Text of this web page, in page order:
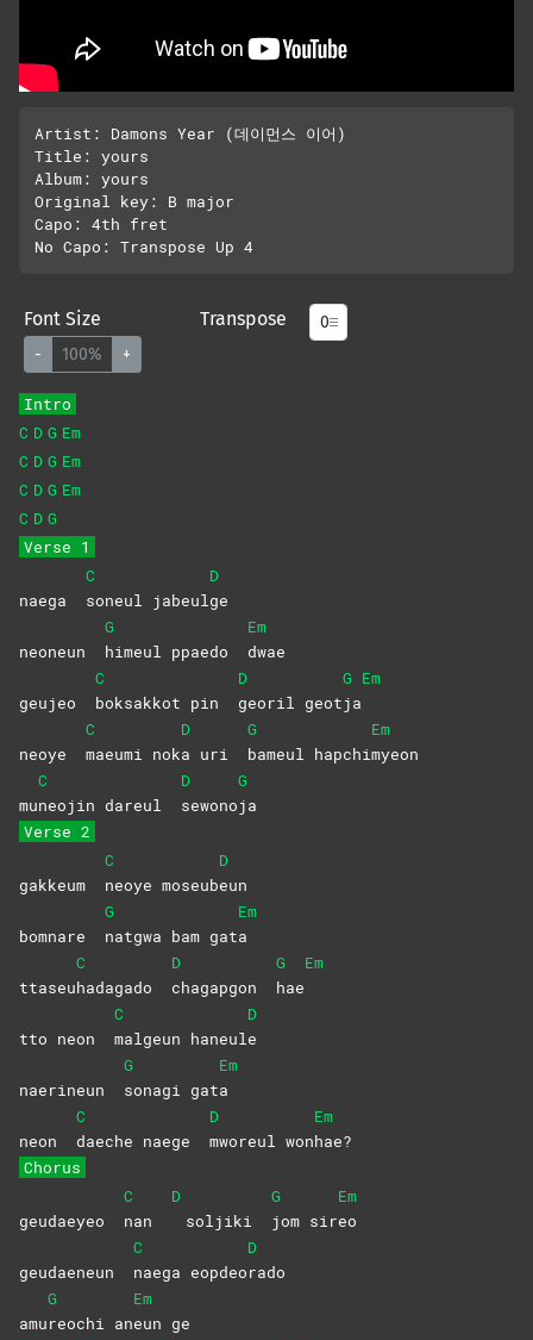
Artist: Damons Year (데이먼스 이어)
Title: yours
Album: yours
Original key: B major
Capo: 4th fret
No Capo: Transpose Up 4
Font Size
- 100% +
Transpose
Intro
C D G Em
C D G Em
C D G Em
C D G
Verse 1
naega
C
soneul
jabeul
D
ge
neoneun
G
himeul ppaedo
Em
dwae
geujeo
C
boksakkot pin
D
georil geot
G
ja
Em
neoye
C
maeumi nok
D
a uri
G
bameul hapchi
Em
myeon
mu
C
neojin dareul
D
sewono
G
ja
Verse 2
gakkeum
C
neoye moseub
D
eun
bomnare
G
natgwa bam gat
Em
a
ttaseu
C
hadagado
D
chagapgon
G
hae
Em
tto neon
C
malgeun haneul
D
e
naerineun
G
sonagi gat
Em
a
neon
C
daeche naege
D
mworeul won
Em
hae?
Chorus
geudaeyeo
C
nan
D
soljiki
G
jom sir
Em
eo
geudaeneun
C
naega eopdeo
D
rado
amu
G
reochi an
Em
eun ge